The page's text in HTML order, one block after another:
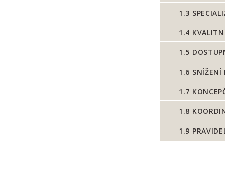
1.3
1.4
1.5
1.6 SNÍŽENÍ
1.7
1.8
1.9